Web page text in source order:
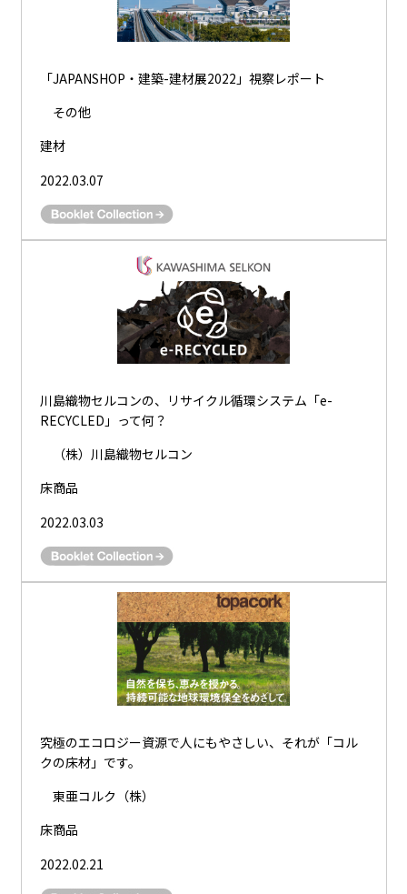
「JAPANSHOP・建築-建材展2022」視察レポート
その他
建材
2022.03.07
川島織物セルコンの、リサイクル循環システム「e-
RECYCLED」って何？
（株）川島織物セルコン
床商品
2022.03.03
究極のエコロジー資源で人にもやさしい、それが「コル
クの床材」です。
東亜コルク（株）
床商品
2022.02.21